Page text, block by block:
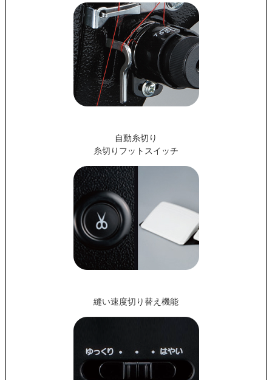
自動糸切り
糸切りフットスイッチ
縫い速度切り替え機能